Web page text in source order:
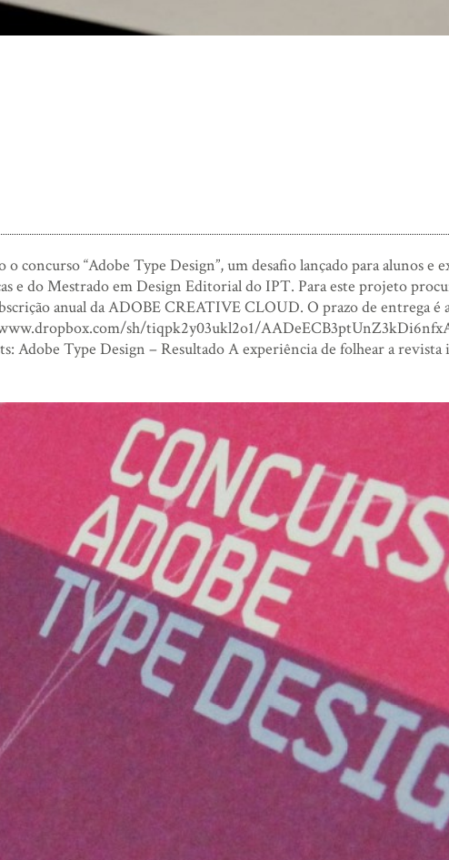
o concurso “Adobe Type Design”, um desafio lançado para alunos e
e do Mestrado em Design Editorial do IPT. Para este projeto
anual da ADOBE CREATIVE CLOUD. O prazo de entrega é
sh/tiqpk2y03ukl2o1/
Adobe Type Design – Resultado A experiência de folhear a